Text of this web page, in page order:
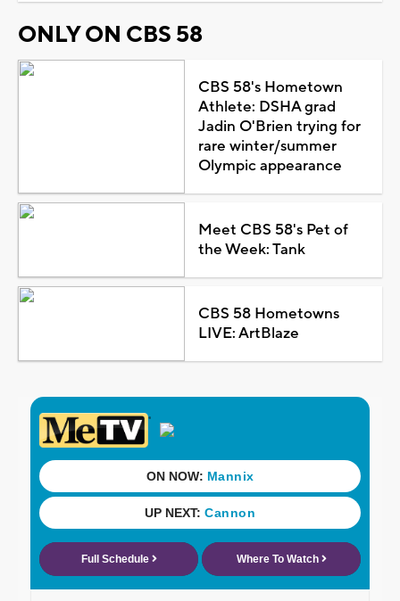
ONLY ON CBS 58
CBS 58's Hometown
Athlete: DSHA grad
Jadin O'Brien trying for
rare winter/summer
Olympic appearance
Meet CBS 58's Pet of
the Week: Tank
CBS 58 Hometowns
LIVE: ArtBlaze